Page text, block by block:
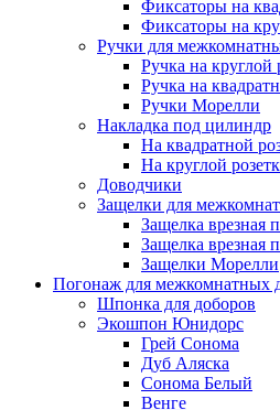
Фиксаторы на
Фиксаторы на
Ручки для
Ручка на круглой
Ручка на
Ручки Морелли
Накладка под цилиндр
На квадратной
На круглой
Доводчики
Защелки для
Защелка врезная
Защелка врезная
Защелки Морелли
Погонаж для межкомнатных
Шпонка для доборов
Экошпон Юнидорс
Грей Сонома
Дуб Аляска
Сонома Белый
Венге